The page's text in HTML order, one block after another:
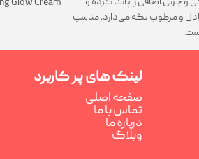
و مرطوب نگه می‌دارد. مناسب
لینک های پر کاربرد
صفحه اصلی
تماس با ما
درباره ما
وبلاگ